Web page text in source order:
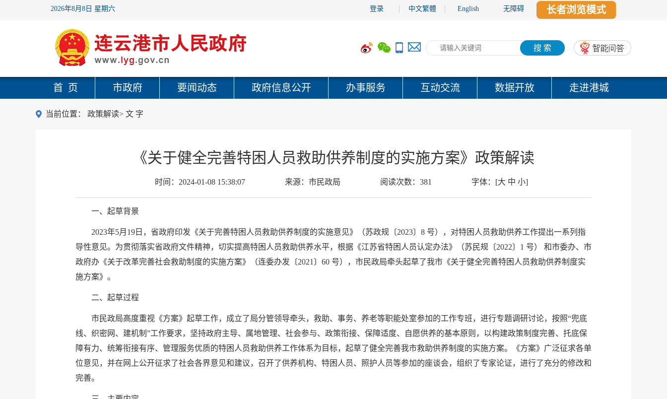
2026年8月8日 星期六 登录 中文繁體 English 无障碍 长者浏览模式
搜 索
首 页 市政府 要闻动态 政府信息公开 办事服务 互动交流 数据开放 走进港城
当前位置： 政策解读> 文 字
《关于健全完善特困人员救助供养制度的实施方案》政策解读
时间： 2024-01-08 15:38:07 来源： 市民政局 阅读次数： 381 字体： [大 中 小]
一、起草背景
2023年5月19日，省政府印发《关于完善特困人员救助供养制度的实施意见》（苏政规〔2023〕8 号），对特困人员救助供养工作提出一系列指
导性意见。为贯彻落实省政府文件精神，切实提高特困人员救助供养水平，根据《江苏省特困人员认定办法》（苏民规〔2022〕1 号） 和市委办、市
政府办《关于改革完善社会救助制度的实施方案》（连委办发〔2021〕60 号），市民政局牵头起草了我市《关于健全完善特困人员救助供养制度实
施方案》。
二、起草过程
市民政局高度重视《方案》起草工作，成立了局分管领导牵头，救助、事务、养老等职能处室参加的工作专班，进行专题调研讨论，按照“兜底
线、织密网、建机制”工作要求，坚持政府主导、属地管理、社会参与、政策衔接、保障适度、自愿供养的基本原则，以构建政策制度完善、托底保
障有力、统筹衔接有序、管理服务优质的特困人员救助供养工作体系为目标，起草了健全完善我市救助供养制度的实施方案。《方案》广泛征求各单
位意见，并在网上公开征求了社会各界意见和建议，召开了供养机构、特困人员、照护人员等参加的座谈会，组织了专家论证，进行了充分的修改和
完善。